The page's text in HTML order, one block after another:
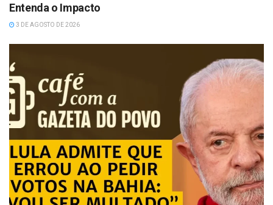
Entenda o Impacto
3 DE AGOSTO DE 2026